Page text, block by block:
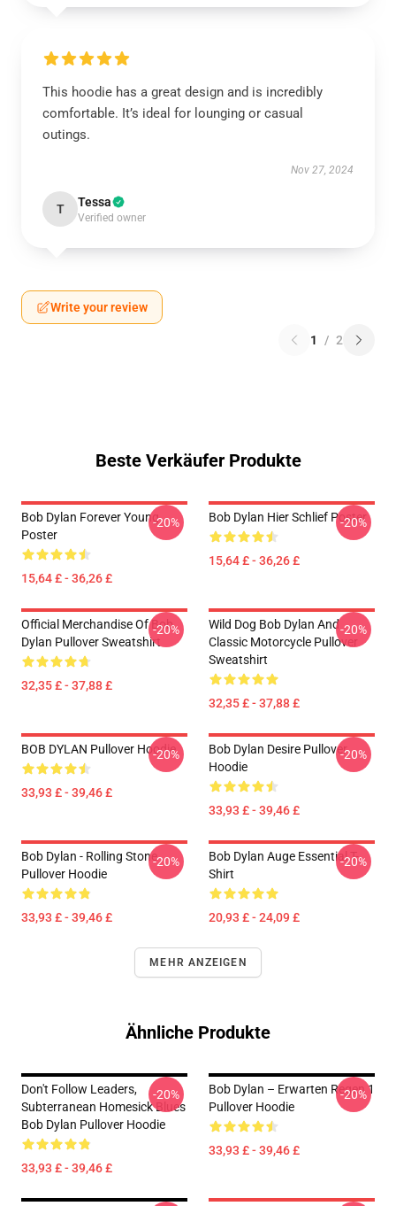
This hoodie has a great design and is incredibly
comfortable. It’s ideal for lounging or casual
outings.
Nov 27, 2024
T Tessa
Verified owner
Write your review
1 / 2
Beste Verkäufer Produkte
Bob Dylan Forever Young
Poster
15,64 £ - 36,26 £
-20% Bob Dylan Hier Schlief Poster
15,64 £ - 36,26 £
-20%
Official Merchandise Of Bob
Dylan Pullover Sweatshirt
32,35 £ - 37,88 £
-20%
Wild Dog Bob Dylan And
Classic Motorcycle Pullover
Sweatshirt
32,35 £ - 37,88 £
-20%
BOB DYLAN Pullover Hoodie
33,93 £ - 39,46 £
-20%
Bob Dylan Desire Pullover
Hoodie
33,93 £ - 39,46 £
-20%
Bob Dylan - Rolling Stone
Pullover Hoodie
33,93 £ - 39,46 £
-20%
Bob Dylan Auge Essential T-
Shirt
20,93 £ - 24,09 £
-20%
MEHR ANZEIGEN
Ähnliche Produkte
Don't Follow Leaders,
Subterranean Homesick Blues
Bob Dylan Pullover Hoodie
33,93 £ - 39,46 £
-20%
Bob Dylan – Erwarten Regen 1
Pullover Hoodie
33,93 £ - 39,46 £
-20%